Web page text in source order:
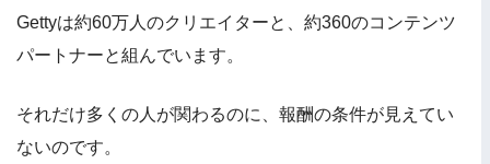
Gettyは約60万人のクリエイターと、約360のコンテンツ
パートナーと組んでいます。
それだけ多くの人が関わるのに、報酬の条件が見えてい
ないのです。